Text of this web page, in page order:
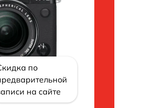
по
на сайте